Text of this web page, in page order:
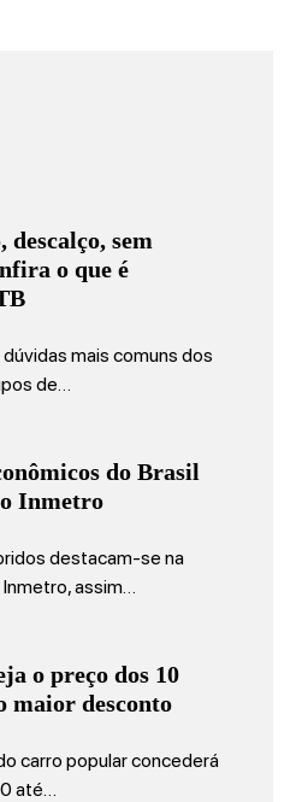
sem
o que é
mais comuns dos
de…
do Brasil
o Inmetro
destacam-se na
assim…
o preço dos 10
maior desconto
carro popular concederá
até…